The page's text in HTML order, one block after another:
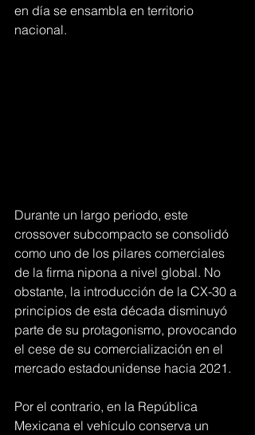
en día se ensambla en territorio
nacional.
Durante un largo periodo, este
crossover subcompacto se consolidó
como uno de los pilares comerciales
de la firma nipona a nivel global. No
obstante, la introducción de la CX-30 a
principios de esta década disminuyó
parte de su protagonismo, provocando
el cese de su comercialización en el
mercado estadounidense hacia 2021.
Por el contrario, en la República
Mexicana el vehículo conserva un